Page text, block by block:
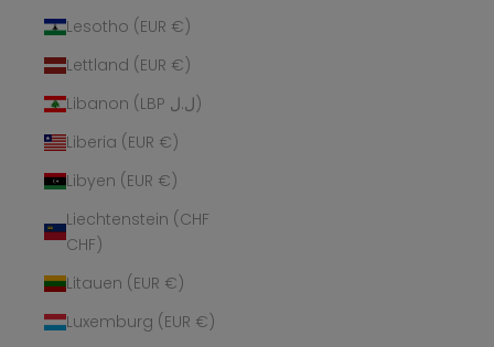
Lesotho (EUR €)
Lettland (EUR €)
Libanon (LBP ل.ل)
Liberia (EUR €)
Libyen (EUR €)
Liechtenstein (CHF
CHF)
Litauen (EUR €)
Luxemburg (EUR €)